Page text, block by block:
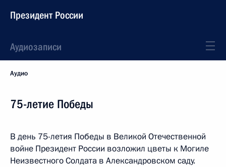
Президент России
Аудиозаписи
Аудио
75-летие Победы
В день 75-летия Победы в Великой Отечественной
войне Президент России возложил цветы к Могиле
Неизвестного Солдата в Александровском саду.